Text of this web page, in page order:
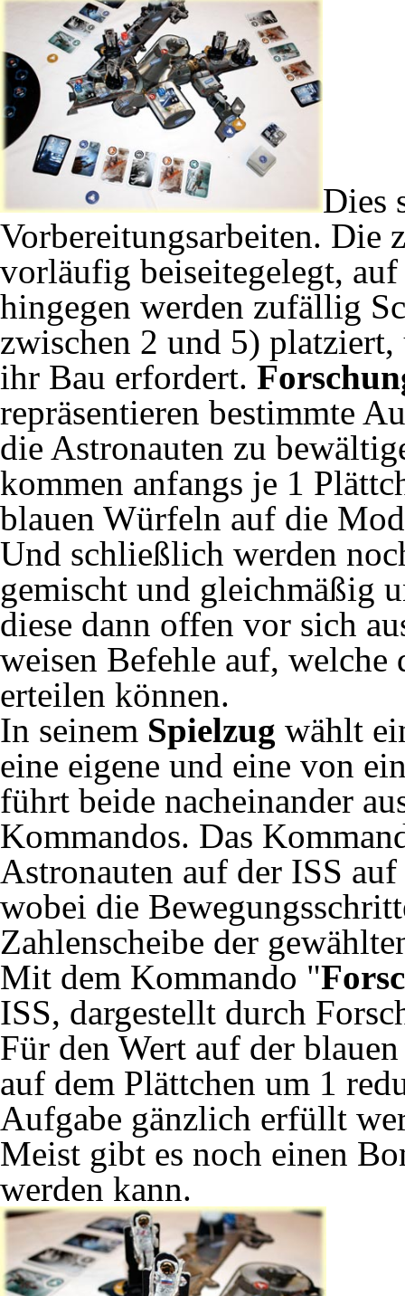
Dies
Vorbereitungsarbeiten. Die
vorläufig beiseitegelegt,
hingegen werden zufällig
zwischen 2 und 5)
ihr Bau erfordert.
repräsentieren bestimmte
die Astronauten zu
kommen anfangs je 1
blauen Würfeln auf die
Und schließlich werden
gemischt und gleichmäßig
diese dann offen vor sich
weisen Befehle auf, welche
erteilen können.
In seinem Spielzug wählt
eine eigene und eine von
führt beide nacheinander
Kommandos. Das
Astronauten auf der ISS
wobei die
Zahlenscheibe der
Mit dem Kommando "
ISS, dargestellt durch
Für den Wert auf der
auf dem Plättchen um 1
Aufgabe gänzlich erfüllt
Meist gibt es noch einen
werden kann.